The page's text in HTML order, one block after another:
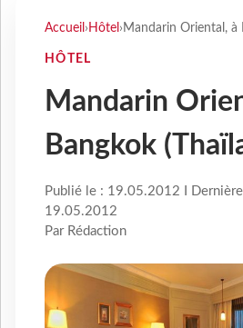
Accueil › Hôtel › Mandarin Oriental, à
HÔTEL
Mandarin
Bangkok
Publié le : 19.05.2012 I
19.05.2012
Par Rédaction